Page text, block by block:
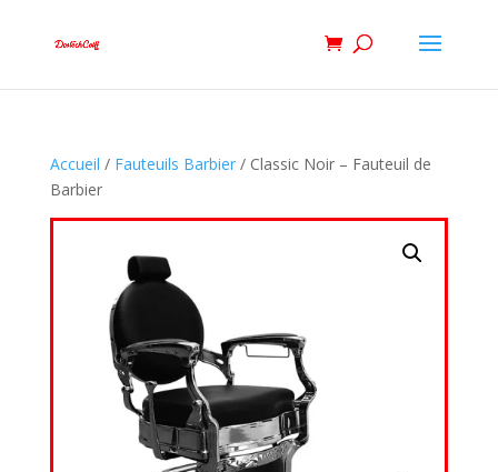
Accueil / Fauteuils Barbier/ Classic Noir – Fauteuil de
Barbier